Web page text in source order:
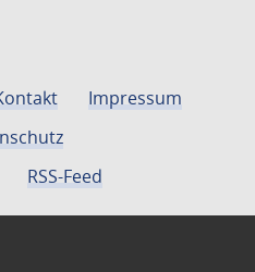
Impressum
RSS-Feed